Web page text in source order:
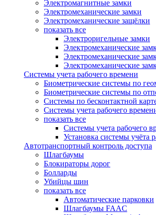
Электромагнитные замки
Электромеханические замки
Электромеханические защёлки
показать все
Электроригельные замки
Электромеханические
Электромеханические
Электромеханические
Системы учета рабочего времени
Биометрические системы по
Биометрические системы по
Системы по бесконтактной
Системы учета рабочего
показать все
Системы учета рабочего
Установка системы учёта
Автотранспортный контроль доступа
Шлагбаумы
Блокираторы дорог
Болларды
Убийцы шин
показать все
Автоматические парковки
Шлагбаумы FAAC